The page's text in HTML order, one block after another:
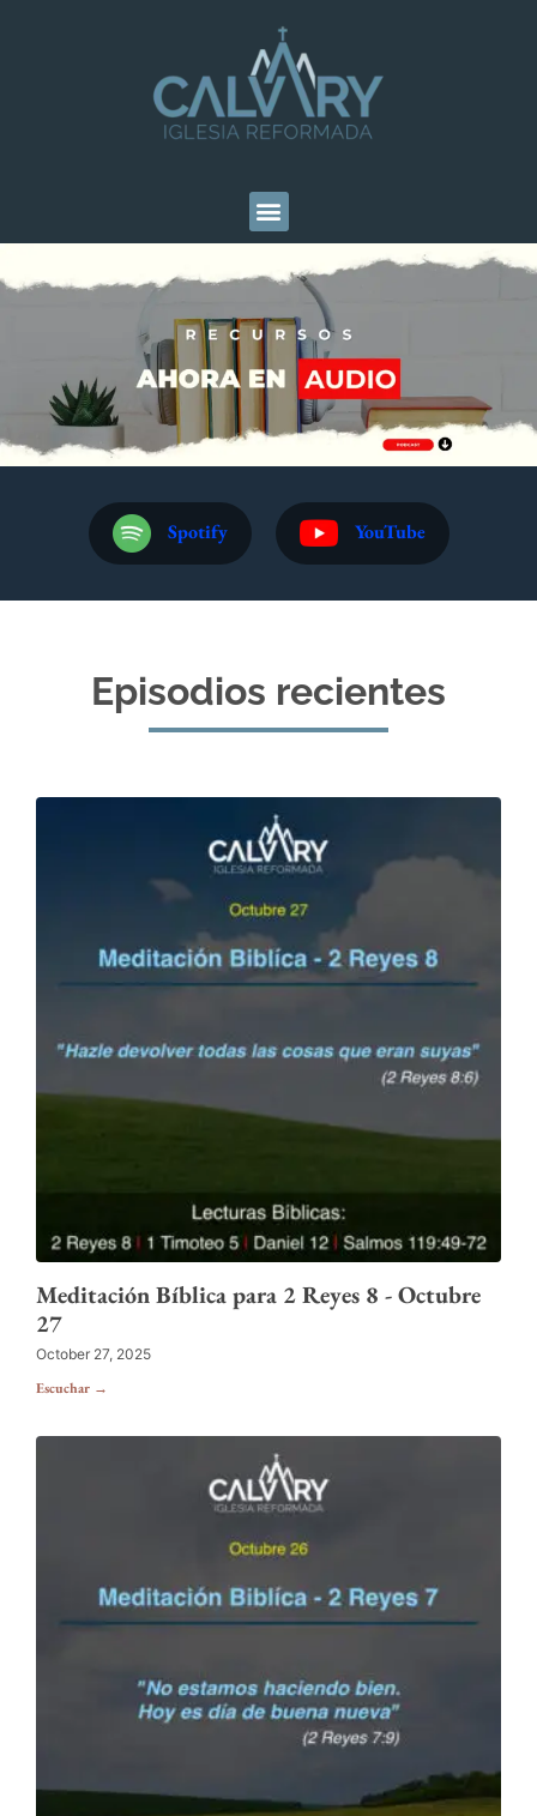
Spotify YouTube
Episodios recientes
Meditación Bíblica para 2 Reyes 8 - Octubre
27
October 27, 2025
Escuchar →